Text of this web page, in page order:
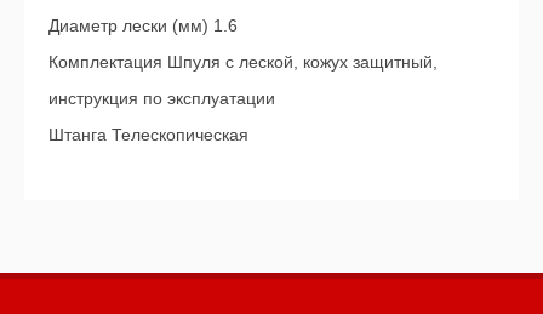
Диаметр лески (мм) 1.6
Комплектация Шпуля с леской, кожух защитный,
инструкция по эксплуатации
Штанга Телескопическая